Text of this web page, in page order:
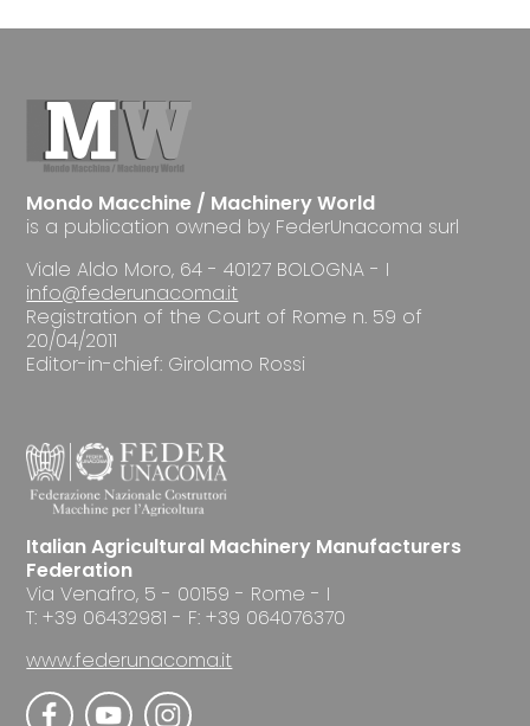
Mondo Macchine / Machinery World
is a publication owned by FederUnacoma surl
Viale Aldo Moro, 64 - 40127 BOLOGNA - I
info@federunacoma.it
Registration of the Court of Rome n. 59 of
20/04/2011
Editor-in-chief: Girolamo Rossi
Italian Agricultural Machinery Manufacturers
Federation
Via Venafro, 5 - 00159 - Rome - I
T: +39 06432981 - F: +39 064076370
www.federunacoma.it